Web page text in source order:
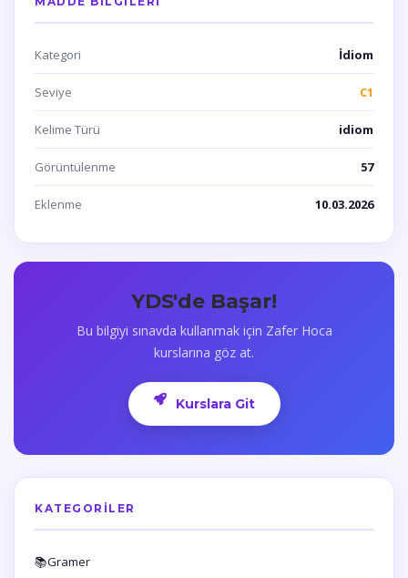
Kategori İdiom
Seviye C1
Kelime Türü idiom
Görüntülenme 57
Eklenme 10.03.2026
YDS'de Başar!
Bu bilgiyi sınavda kullanmak için Zafer Hoca
kurslarına göz at.
Kurslara Git
KATEGORILER
📚Gramer